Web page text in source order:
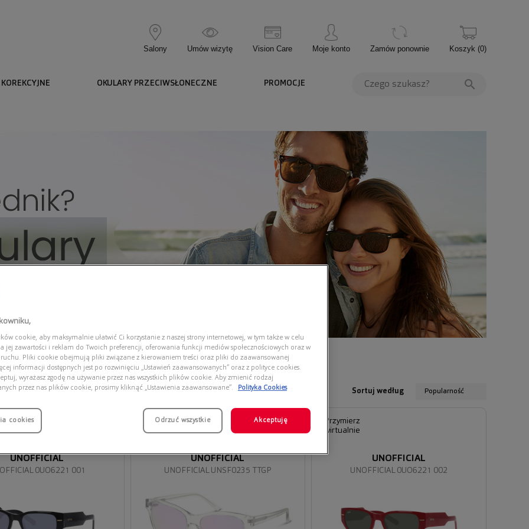
Salony Umów wizytę Vision Care Moje konto Zamów ponownie Koszyk (0)
OKULARY PRZECIWSŁONECZNE PROMOCJE
Sortuj według Popularność
0UO6221 001
UNOFFICIAL
Przymierz
wirtualnie
UNOFFICIAL UNSF0235 TTGP
UNOFFICIAL
Przymierz
wirtualnie
UNOFFICIAL 0UO6221 002
UNOFFICIAL
cookie, aby maksymalnie ułatwić Ci korzystanie z naszej strony internetowej, w tym także w celu
jej zawartości i reklam do Twoich preferencji, oferowania funkcji mediów społecznościowych oraz w
Pliki cookie obejmują pliki związane z kierowaniem treści oraz pliki do zaawansowanej
informacji dostępnych jest po rozwinięciu „Ustawień zaawansowanych” oraz z polityce cookies.
wyrażasz zgodę na używanie przez nas wszystkich plików cookie. Aby zmienić rodzaj
przez nas plików cookie, prosimy kliknąć „Ustawienia zaawansowane”.
Polityka Cookies
cookies Odrzuć wszystkie Akceptuję